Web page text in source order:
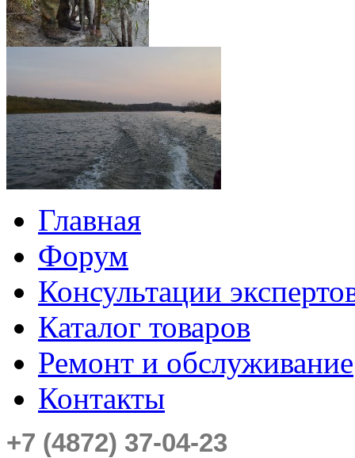
Главная
Форум
Консультации
Каталог товаров
Ремонт и обслуживание
Контакты
+7 (4872) 37-04-23